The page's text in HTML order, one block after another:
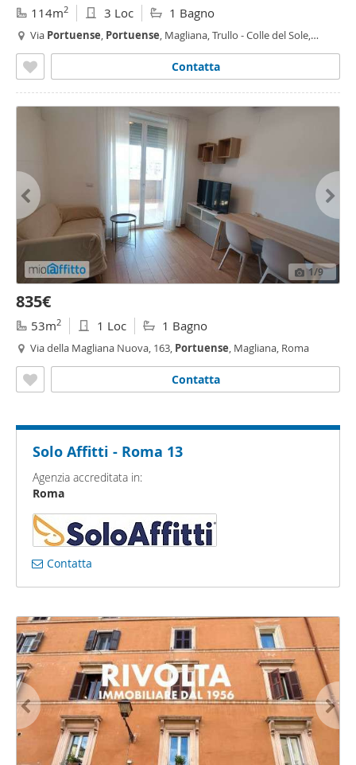
114m2 3 Loc 1 Bagno
Via Portuense, Portuense, Magliana, Trullo - Colle del Sole,
Contatta
1/9
835€
53m2 1 Loc 1 Bagno
Via della Magliana Nuova, 163, Portuense, Magliana, Roma
Contatta
Contatta
Solo Affitti - Roma 13
Agenzia accreditata in:
Roma